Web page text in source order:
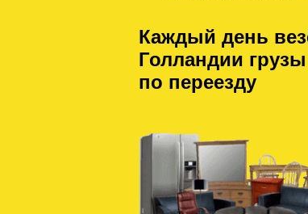
Каждый день
Голландии
по переезду